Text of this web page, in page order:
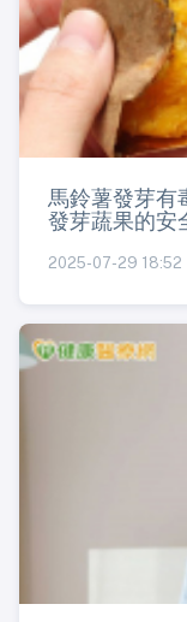
馬鈴薯發芽有
發芽蔬果的安
2025-07-29 18:52